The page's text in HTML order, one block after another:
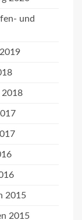
und
2018
2015
2015